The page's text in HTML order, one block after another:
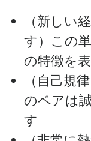
（新しい
す）この
の特徴を
（自己規
のペアは
す